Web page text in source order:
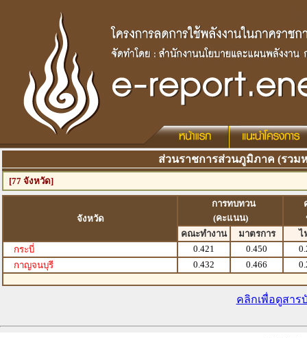
ส่วนราชการส่วนภูมิภาค (รวมห
[77 จังหวัด]
จังหวัด
การทบทวน
(คะแนน)
คณะทำงาน
มาตรการ
ไ
กระบี่
0.421 0.450
กาญจนบุรี
0.432 0.466
คลิกเพื่อดูสาร